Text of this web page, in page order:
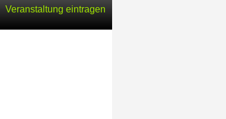
Veranstaltung eintragen